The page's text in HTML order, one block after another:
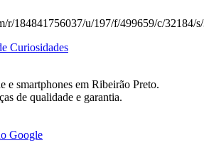
r/184841756037/u/197/f/499659/c/32184/
Curiosidades
e smartphones em Ribeirão Preto.
de qualidade e garantia.
Google